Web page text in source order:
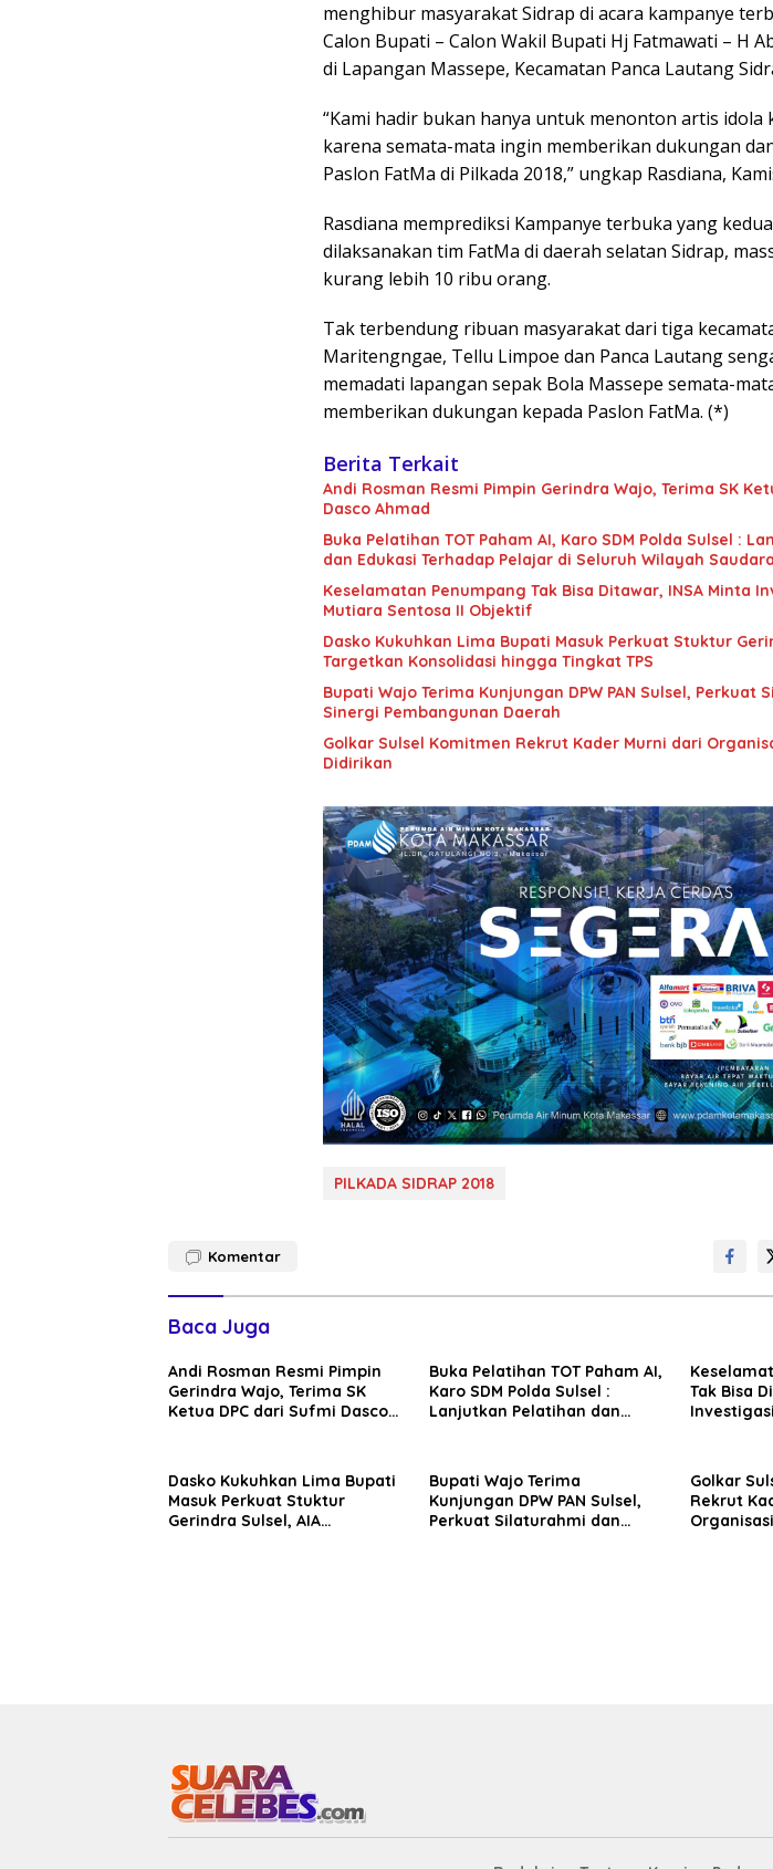
menghibur masyarakat Sidrap di acara kampanye
Calon Bupati – Calon Wakil Bupati Hj Fatmawati – H
di Lapangan Massepe, Kecamatan Panca Lautang
“Kami hadir bukan hanya untuk menonton artis idola
karena semata-mata ingin memberikan dukungan
Paslon FatMa di Pilkada 2018,” ungkap Rasdiana,
Rasdiana memprediksi Kampanye terbuka yang
dilaksanakan tim FatMa di daerah selatan Sidrap,
kurang lebih 10 ribu orang.
Tak terbendung ribuan masyarakat dari tiga
Maritengngae, Tellu Limpoe dan Panca Lautang
memadati lapangan sepak Bola Massepe semata-
memberikan dukungan kepada Paslon FatMa. (*)
Berita Terkait
Andi Rosman Resmi Pimpin Gerindra Wajo, Terima SK
Dasco Ahmad
Buka Pelatihan TOT Paham AI, Karo SDM Polda Sulsel :
dan Edukasi Terhadap Pelajar di Seluruh Wilayah Saudara
Keselamatan Penumpang Tak Bisa Ditawar, INSA Minta
Mutiara Sentosa II Objektif
Dasko Kukuhkan Lima Bupati Masuk Perkuat Stuktur
Targetkan Konsolidasi hingga Tingkat TPS
Bupati Wajo Terima Kunjungan DPW PAN Sulsel, Perkuat
Sinergi Pembangunan Daerah
Golkar Sulsel Komitmen Rekrut Kader Murni dari
Didirikan
PILKADA SIDRAP 2018
Komentar
Baca Juga
Andi Rosman Resmi Pimpin
Gerindra Wajo, Terima SK
Ketua DPC dari Sufmi Dasco
Buka Pelatihan TOT Paham AI,
Karo SDM Polda Sulsel :
Lanjutkan Pelatihan dan
Tak Bisa
Dasko Kukuhkan Lima Bupati
Masuk Perkuat Stuktur
Gerindra Sulsel, AIA
Bupati Wajo Terima
Kunjungan DPW PAN Sulsel,
Perkuat Silaturahmi dan
Golkar
Rekrut